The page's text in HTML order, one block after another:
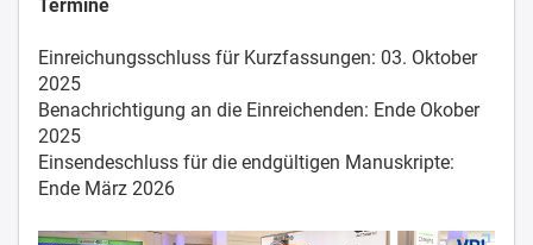
Termine
Einreichungsschluss für Kurzfassungen: 03. Oktober
2025
Benachrichtigung an die Einreichenden: Ende Okober
2025
Einsendeschluss für die endgültigen Manuskripte:
Ende März 2026